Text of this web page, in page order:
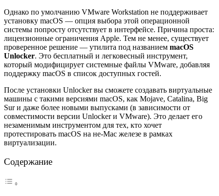
Однако по умолчанию VMware Workstation не поддерживает
установку macOS — опция выбора этой операционной
системы попросту отсутствует в интерфейсе. Причина проста:
лицензионные ограничения Apple. Тем не менее, существует
проверенное решение — утилита под названием macOS
Unlocker. Это бесплатный и легковесный инструмент,
который модифицирует системные файлы VMware, добавляя
поддержку macOS в список доступных гостей.
После установки Unlocker вы сможете создавать виртуальные
машины с такими версиями macOS, как Mojave, Catalina, Big
Sur и даже более новыми выпусками (в зависимости от
совместимости версии Unlocker и VMware). Это делает его
незаменимым инструментом для тех, кто хочет
протестировать macOS на не-Mac железе в рамках
виртуализации.
Содержание